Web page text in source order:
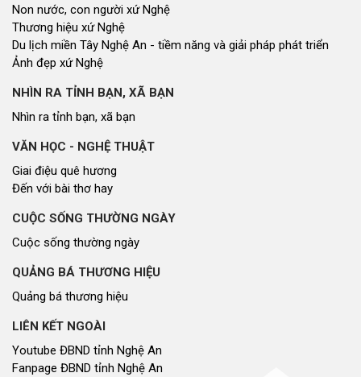
Non nước, con người xứ Nghệ
Thương hiệu xứ Nghệ
Du lịch miền Tây Nghệ An - tiềm năng và giải pháp phát triển
Ảnh đẹp xứ Nghệ
NHÌN RA TỈNH BẠN, XÃ BẠN
Nhìn ra tỉnh bạn, xã bạn
VĂN HỌC - NGHỆ THUẬT
Giai điệu quê hương
Đến với bài thơ hay
CUỘC SỐNG THƯỜNG NGÀY
Cuộc sống thường ngày
QUẢNG BÁ THƯƠNG HIỆU
Quảng bá thương hiệu
LIÊN KẾT NGOÀI
Youtube ĐBND tỉnh Nghệ An
Fanpage ĐBND tỉnh Nghệ An